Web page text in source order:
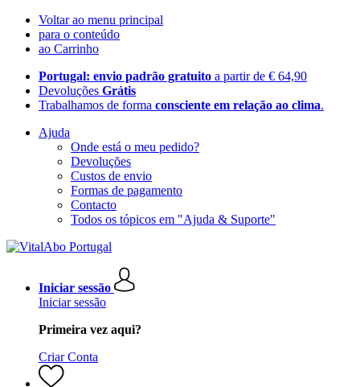
Voltar ao menu principal
para o conteúdo
ao Carrinho
Portugal: envio padrão gratuito a partir de € 64,90
Devoluções Grátis
Trabalhamos de forma consciente em relação ao clima.
Ajuda
Onde está o meu pedido?
Devoluções
Custos de envio
Formas de pagamento
Contacto
Todos os tópicos em "Ajuda & Suporte"
Iniciar sessão
Iniciar sessão
Primeira vez aqui?
Criar Conta